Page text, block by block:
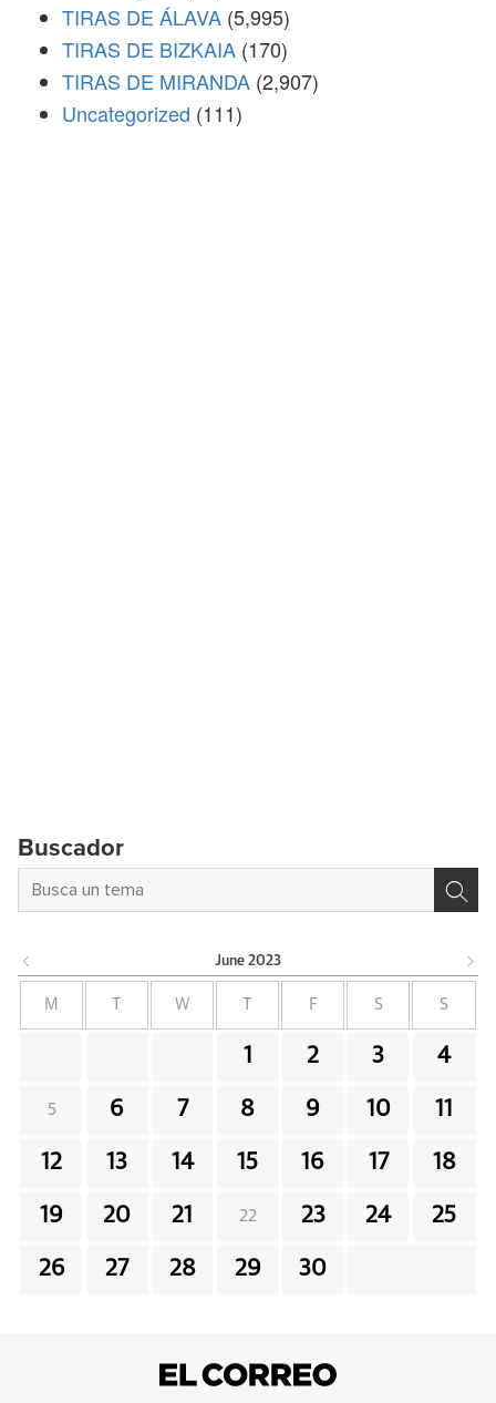
TIRAS DE ÁLAVA (5,995)
TIRAS DE BIZKAIA (170)
TIRAS DE MIRANDA (2,907)
Uncategorized (111)
Buscador
June 2023
M W F S S
1 2 3 4
5 6 7 8 9 10 11
12 13 14 15 16 17 18
19 20 21 22 23 24 25
26 27 28 29 30